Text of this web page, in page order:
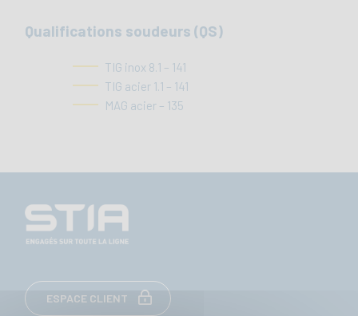
Qualifications soudeurs (QS)
TIG inox 8.1 – 141
TIG acier 1.1 – 141
MAG acier – 135
ESPACE CLIENT